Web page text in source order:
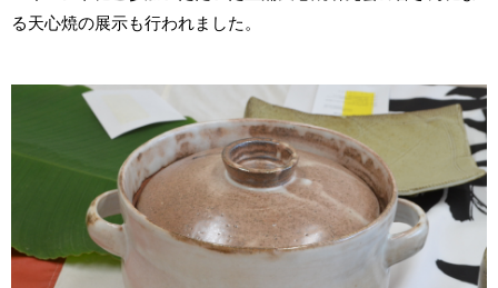
る天心焼の展示も行われました。